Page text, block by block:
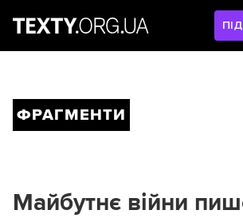
ФРАГМЕНТИ
Майбутнє війни